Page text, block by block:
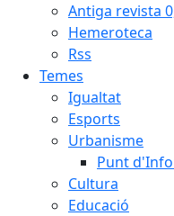
Antiga revista
Hemeroteca
Rss
Temes
Igualtat
Esports
Urbanisme
Punt
Cultura
Educació